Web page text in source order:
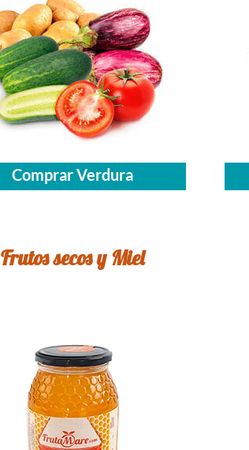
Comprar Verdura
Frutos secos y Miel